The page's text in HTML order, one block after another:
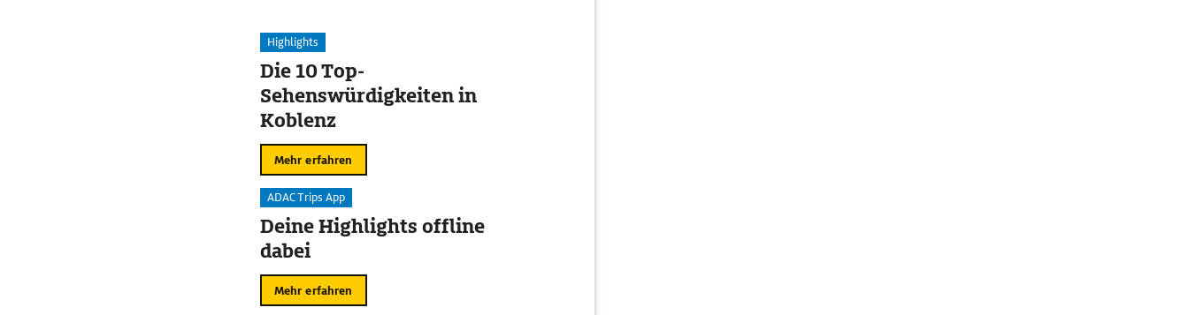
Highlights
Die 10 Top-
Sehenswürdigkeiten in
Koblenz
Mehr erfahren
ADAC Trips App
Deine Highlights offline
dabei
Mehr erfahren